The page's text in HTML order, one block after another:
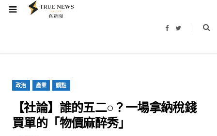
F
b
T
t
政治 產業 觀點
【社論】誰的五二○？一場拿納稅錢
買單的「物價麻醉秀」